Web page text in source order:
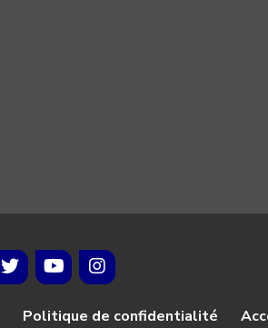
Politique de confidentialité